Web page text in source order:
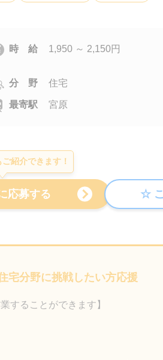
時 給 1,950 ～ 2,150円
分 野 住宅
最寄駅 宮原
紹介できます！
分野に挑戦したい方応援
することができます】